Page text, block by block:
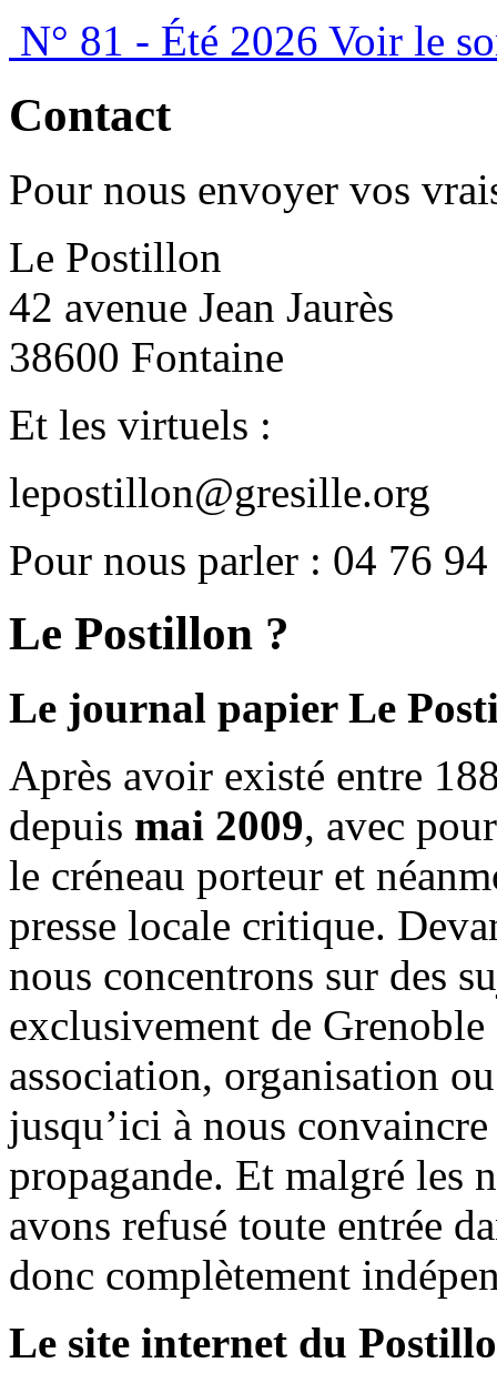
N° 81 - Été 2026 Voir le
Contact
Pour nous envoyer vos
Le Postillon
42 avenue Jean Jaurès
38600 Fontaine
Et les virtuels :
lepostillon@gresille.org
Pour nous parler : 04 76
Le Postillon ?
Le journal papier Le
Après avoir existé entre
depuis mai 2009, avec
le créneau porteur et
presse locale critique.
nous concentrons sur des
exclusivement de
association, organisation
jusqu’ici à nous
propagande. Et malgré les
avons refusé toute entrée
donc complètement
Le site internet du